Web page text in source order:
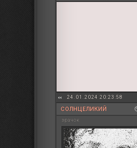
24.01.2024 20:23:58
СОЛНЦЕЛИКИЙ
зрачок